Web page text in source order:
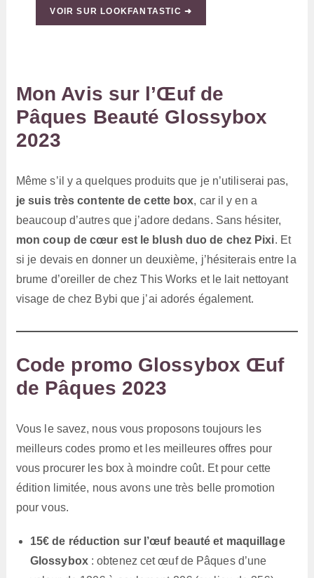
VOIR SUR LOOKFANTASTIC ➜
Mon Avis sur l’Œuf de
Pâques Beauté Glossybox
2023
Même s’il y a quelques produits que je n’utiliserai pas,
je suis très contente de cette box, car il y en a
beaucoup d’autres que j’adore dedans. Sans hésiter,
mon coup de cœur est le blush duo de chez Pixi. Et
si je devais en donner un deuxième, j’hésiterais entre la
brume d’oreiller de chez This Works et le lait nettoyant
visage de chez Bybi que j’ai adorés également.
Code promo Glossybox Œuf
de Pâques 2023
Vous le savez, nous vous proposons toujours les
meilleurs codes promo et les meilleures offres pour
vous procurer les box à moindre coût. Et pour cette
édition limitée, nous avons une très belle promotion
pour vous.
15€ de réduction sur l’œuf beauté et maquillage
Glossybox: obtenez cet œuf de Pâques d’une